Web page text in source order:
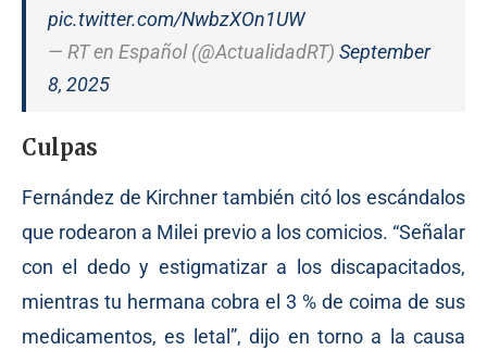
pic.twitter.com/NwbzXOn1UW
— RT en Español (@ActualidadRT) September
8, 2025
Culpas
Fernández de Kirchner también citó los escándalos
que rodearon a Milei previo a los comicios. “Señalar
con el dedo y estigmatizar a los discapacitados,
mientras tu hermana cobra el 3 % de coima de sus
medicamentos, es letal”, dijo en torno a la causa